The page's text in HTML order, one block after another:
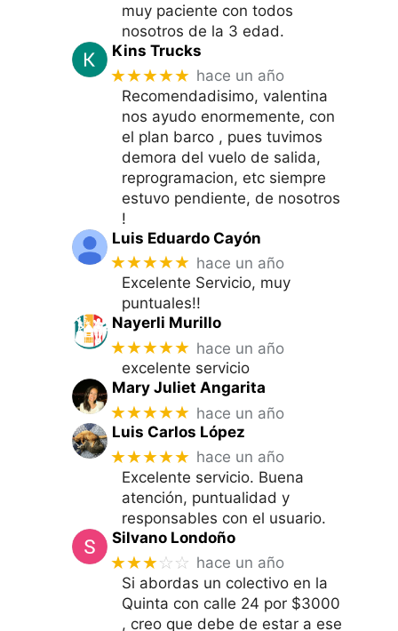
muy paciente con todos
nosotros de la 3 edad.
Kins Trucks
★★★★★ hace un año
Recomendadisimo, valentina
nos ayudo enormemente, con
el plan barco , pues tuvimos
demora del vuelo de salida,
reprogramacion, etc siempre
estuvo pendiente, de nosotros
!
Luis Eduardo Cayón
★★★★★ hace un año
Excelente Servicio, muy
puntuales!!
Nayerli Murillo
★★★★★ hace un año
excelente servicio
Mary Juliet Angarita
★★★★★ hace un año
Luis Carlos López
★★★★★ hace un año
Excelente servicio. Buena
atención, puntualidad y
responsables con el usuario.
Silvano Londoño
★★★☆☆ hace un año
Si abordas un colectivo en la
Quinta con calle 24 por $3000
, creo que debe de estar a ese